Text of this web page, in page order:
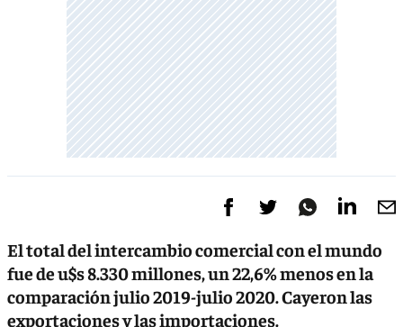
El total del intercambio comercial con el mundo
fue de u$s 8.330 millones, un 22,6% menos en la
comparación julio 2019-julio 2020. Cayeron las
exportaciones y las importaciones.